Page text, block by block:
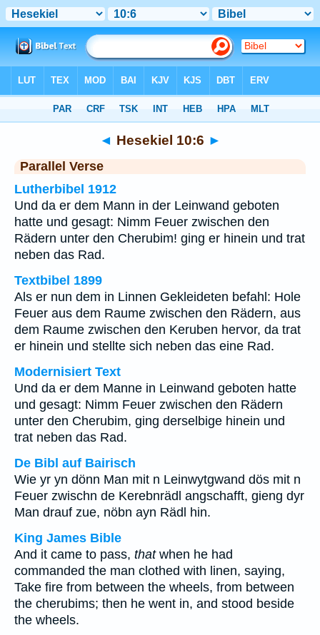
◄ Hesekiel 10:6 ►
Parallel Verse
Lutherbibel 1912
Und da er dem Mann in der Leinwand geboten
hatte und gesagt: Nimm Feuer zwischen den
Rädern unter den Cherubim! ging er hinein und trat
neben das Rad.
Textbibel 1899
Als er nun dem in Linnen Gekleideten befahl: Hole
Feuer aus dem Raume zwischen den Rädern, aus
dem Raume zwischen den Keruben hervor, da trat
er hinein und stellte sich neben das eine Rad.
Modernisiert Text
Und da er dem Manne in Leinwand geboten hatte
und gesagt: Nimm Feuer zwischen den Rädern
unter den Cherubim, ging derselbige hinein und
trat neben das Rad.
De Bibl auf Bairisch
Wie yr yn dönn Man mit n Leinwytgwand dös mit n
Feuer zwischn de Kerebnrädl angschafft, gieng dyr
Man drauf zue, nöbn ayn Rädl hin.
King James Bible
And it came to pass, thatwhen he had
commanded the man clothed with linen, saying,
Take fire from between the wheels, from between
the cherubims; then he went in, and stood beside
the wheels.